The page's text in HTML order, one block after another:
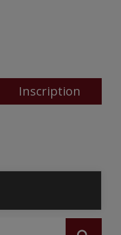
Inscription